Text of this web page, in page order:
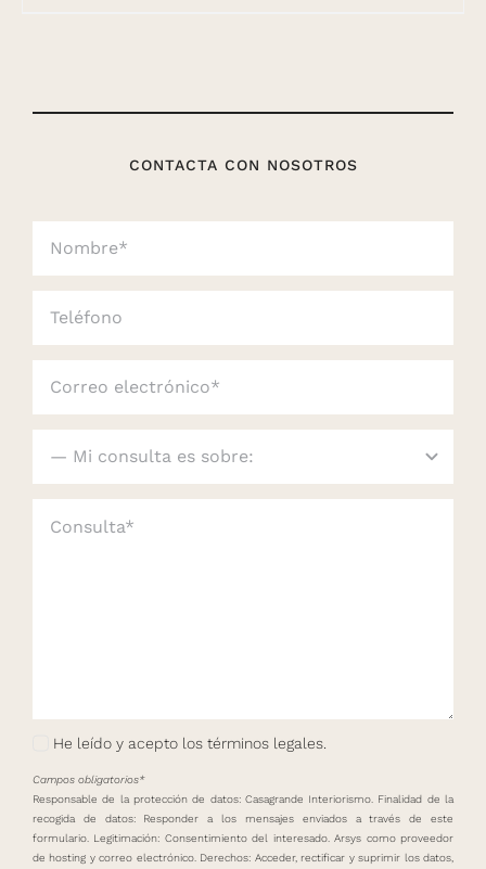
CONTACTA CON NOSOTROS
He leído y acepto los términos legales.
Campos obligatorios*
Responsable de la protección de datos: Casagrande Interiorismo. Finalidad de la
recogida de datos: Responder a los mensajes enviados a través de este
formulario. Legitimación: Consentimiento del interesado. Arsys como proveedor
de hosting y correo electrónico. Derechos: Acceder, rectificar y suprimir los datos,